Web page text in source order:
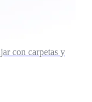
con carpetas y